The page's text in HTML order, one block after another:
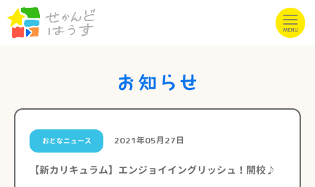
おとなニュース 2021年05月27日
【新カリキュラム】エンジョイイングリッシュ！開校♪